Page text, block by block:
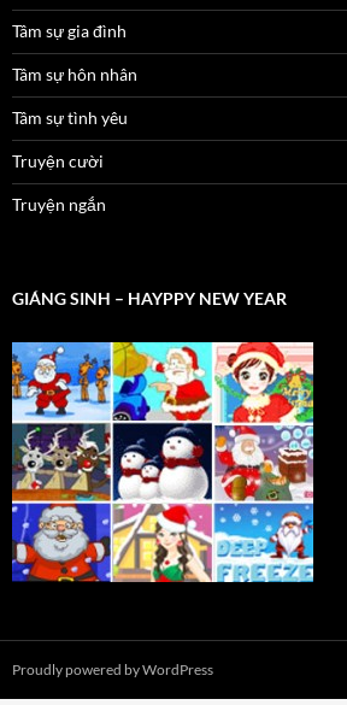
Tâm sự gia đình
Tâm sự hôn nhân
Tâm sự tình yêu
Truyện cười
Truyện ngắn
GIÁNG SINH – HAYPPY NEW YEAR
Proudly powered by WordPress